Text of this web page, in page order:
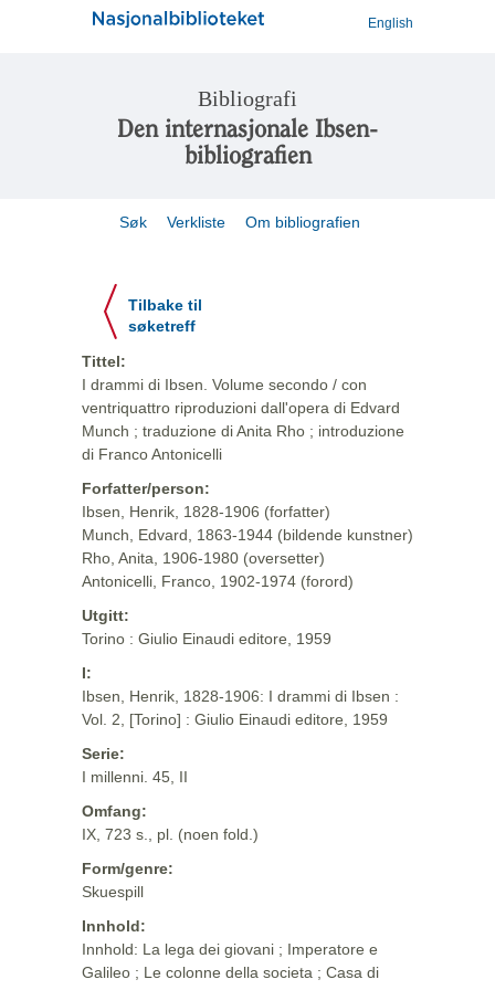
English
Bibliografi
Den internasjonale Ibsen-
bibliografien
Søk Verkliste Om bibliografien
Tilbake til
søketreff
Tittel:
I drammi di Ibsen. Volume secondo / con
ventriquattro riproduzioni dall'opera di Edvard
Munch ; traduzione di Anita Rho ; introduzione
di Franco Antonicelli
Forfatter/person:
Ibsen, Henrik, 1828-1906 (forfatter)
Munch, Edvard, 1863-1944 (bildende kunstner)
Rho, Anita, 1906-1980 (oversetter)
Antonicelli, Franco, 1902-1974 (forord)
Utgitt:
Torino : Giulio Einaudi editore, 1959
I:
Ibsen, Henrik, 1828-1906: I drammi di Ibsen :
Vol. 2, [Torino] : Giulio Einaudi editore, 1959
Serie:
I millenni. 45, II
Omfang:
IX, 723 s., pl. (noen fold.)
Form/genre:
Skuespill
Innhold:
Innhold: La lega dei giovani ; Imperatore e
Galileo ; Le colonne della societa ; Casa di